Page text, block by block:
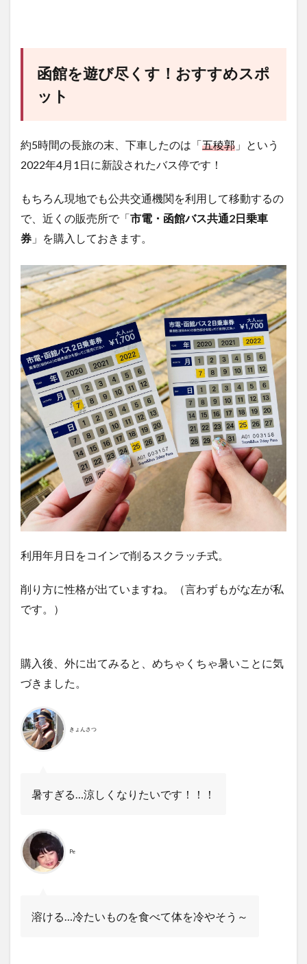
函館を遊び尽くす！おすすめスポ
ット
約5時間の長旅の末、下車したのは「五稜郭 」という
2022年4月1日に新設されたバス停です！
もちろん現地でも公共交通機関を利用して移動するの
で、近くの販売所で「市電・函館バス共通2日乗車
券 」を購入しておきます。
利用年月日をコインで削るスクラッチ式。
削り方に性格が出ていますね。（言わずもがな左が私
です。）
購入後、外に出てみると、めちゃくちゃ暑いことに気
づきました。
きょんさつ
暑すぎる…涼しくなりたいです！！！
Pe
溶ける…冷たいものを食べて体を冷やそう～